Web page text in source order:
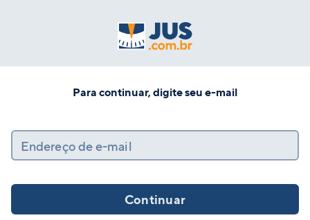
Para continuar, digite seu e-mail
Endereço de e-mail
Continuar